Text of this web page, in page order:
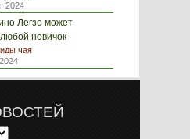
2024
Легзо может
новичок
чая